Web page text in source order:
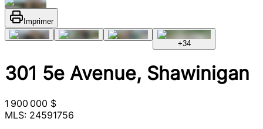
Imprimer
+34
301 5e Avenue, Shawinigan
1 900 000 $
MLS: 24591756